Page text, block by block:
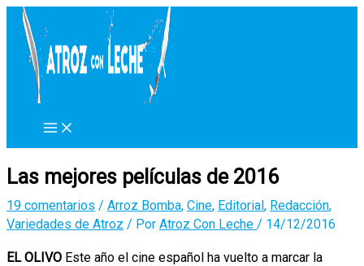
contenido
Las mejores películas de 2016
19 comentarios / Arroz Bomba, Cine, Editorial, Redacción,
Variedades de Atroz / Por Atroz Con Leche / 14/12/2016
EL OLIVO Este año el cine español ha vuelto a marcar la